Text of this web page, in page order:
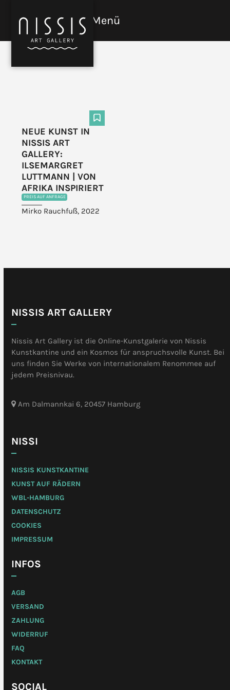
Menü
Open
mobile
Close
mobile
F
NEUE KUNST IN
NISSIS ART
GALLERY:
ILSEMARGRET
LUTTMANN | VON
AFRIKA INSPIRIERT
PREIS AUF ANFRAGE
Mirko Rauchfuß, 2022
NISSIS ART GALLERY
Nissis Art Gallery ist die Online-Kunstgalerie von Nissis
Kunstkantine und ein Kosmos für anspruchsvolle Kunst. Bei
uns finden Sie Werke von internationalem Renommee auf
jedem Preisnivau.
Am Dalmannkai 6, 20457 Hamburg
NISSI
NISSIS KUNSTKANTINE
KUNST AUF RÄDERN
WBL-HAMBURG
DATENSCHUTZ
COOKIES
IMPRESSUM
INFOS
AGB
VERSAND
ZAHLUNG
WIDERRUF
FAQ
KONTAKT
SOCIAL